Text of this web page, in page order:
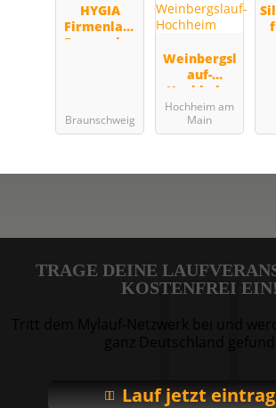
HYGIA
Firmenlauf
Braunschw
Braunschweig
Weinbergsl
auf-
Hochheim
Hochheim am
Main
TRAGE DEINE
KOSTENFREI EIN!
Lauf jetzt